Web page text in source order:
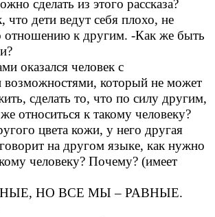
сделать из этого рассказа?
что дети ведут себя плохо, не
отношению к другим. -Как же быть
оказался человек с
возможностями, который не может
сделать то, что по силу другим,
относиться к такому человеку?
цвета кожи, у него другая
на другом языке, как нужно
человеку? Почему? (имеет
НО ВСЕ МЫ – РАВНЫЕ.